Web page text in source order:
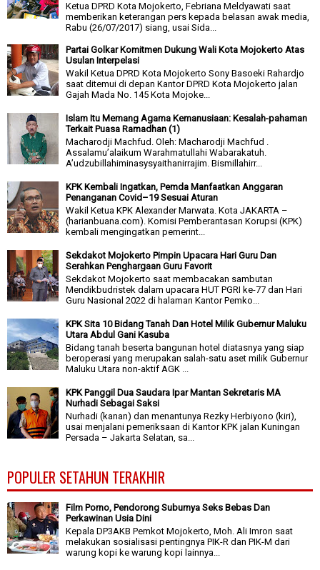
Ketua DPRD Kota Mojokerto, Febriana Meldyawati saat
memberikan keterangan pers kepada belasan awak media,
Rabu (26/07/2017) siang, usai Sida...
Partai Golkar Komitmen Dukung Wali Kota Mojokerto Atas
Usulan Interpelasi
Wakil Ketua DPRD Kota Mojokerto Sony Basoeki Rahardjo
saat ditemui di depan Kantor DPRD Kota Mojokerto jalan
Gajah Mada No. 145 Kota Mojoke...
Islam Itu Memang Agama Kemanusiaan: Kesalah-pahaman
Terkait Puasa Ramadhan (1)
Macharodji Machfud. Oleh: Macharodji Machfud .
Assalamu’alaikum Warahmatullahi Wabarakatuh.
A’udzubillahiminasysyaithanirrajim. Bismillahirr...
KPK Kembali Ingatkan, Pemda Manfaatkan Anggaran
Penanganan Covid–19 Sesuai Aturan
Wakil Ketua KPK Alexander Marwata. Kota JAKARTA –
(harianbuana.com). Komisi Pemberantasan Korupsi (KPK)
kembali mengingatkan pemerint...
Sekdakot Mojokerto Pimpin Upacara Hari Guru Dan
Serahkan Penghargaan Guru Favorit
Sekdakot Mojokerto saat membacakan sambutan
Mendikbudristek dalam upacara HUT PGRI ke-77 dan Hari
Guru Nasional 2022 di halaman Kantor Pemko...
KPK Sita 10 Bidang Tanah Dan Hotel Milik Gubernur Maluku
Utara Abdul Gani Kasuba
Bidang tanah beserta bangunan hotel diatasnya yang siap
beroperasi yang merupakan salah-satu aset milik Gubernur
Maluku Utara non-aktif AGK ...
KPK Panggil Dua Saudara Ipar Mantan Sekretaris MA
Nurhadi Sebagai Saksi
Nurhadi (kanan) dan menantunya Rezky Herbiyono (kiri),
usai menjalani pemeriksaan di Kantor KPK jalan Kuningan
Persada – Jakarta Selatan, sa...
POPULER SETAHUN TERAKHIR
Film Porno, Pendorong Suburnya Seks Bebas Dan
Perkawinan Usia Dini
Kepala DP3AKB Pemkot Mojokerto, Moh. Ali Imron saat
melakukan sosialisasi pentingnya PIK-R dan PIK-M dari
warung kopi ke warung kopi lainnya...